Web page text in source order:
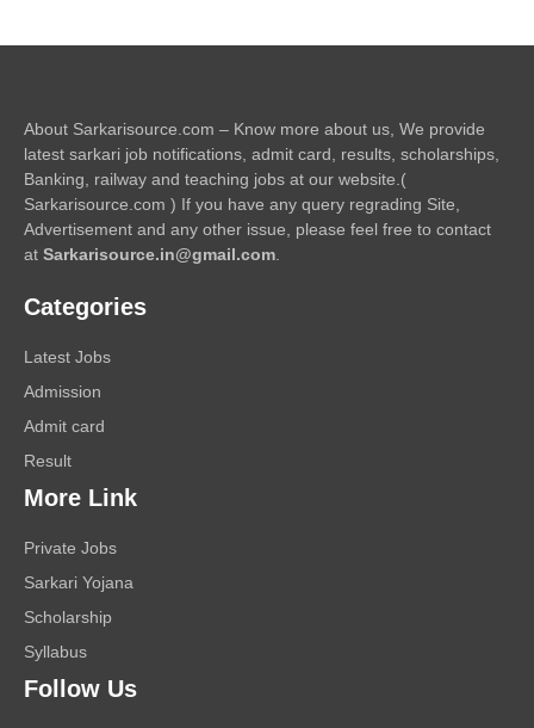
About Sarkarisource.com – Know more about us, We provide
latest sarkari job notifications, admit card, results, scholarships,
Banking, railway and teaching jobs at our website.(
Sarkarisource.com ) If you have any query regrading Site,
Advertisement and any other issue, please feel free to contact
at Sarkarisource.in@gmail.com.
Categories
Latest Jobs
Admission
Admit card
Result
More Link
Private Jobs
Sarkari Yojana
Scholarship
Syllabus
Follow Us